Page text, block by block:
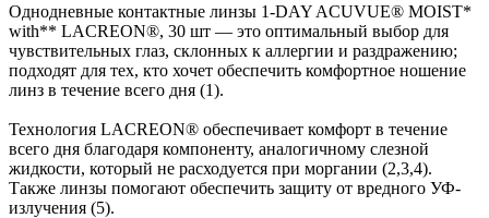
Однодневные контактные линзы 1-DAY ACUVUE® MOIST*
with** LACREON®, 30 шт — это оптимальный выбор для
чувствительных глаз, склонных к аллергии и раздражению;
подходят для тех, кто хочет обеспечить комфортное ношение
линз в течение всего дня (1).
Технология LACREON® обеспечивает комфорт в течение
всего дня благодаря компоненту, аналогичному слезной
жидкости, который не расходуется при моргании (2,3,4).
Также линзы помогают обеспечить защиту от вредного УФ-
излучения (5).